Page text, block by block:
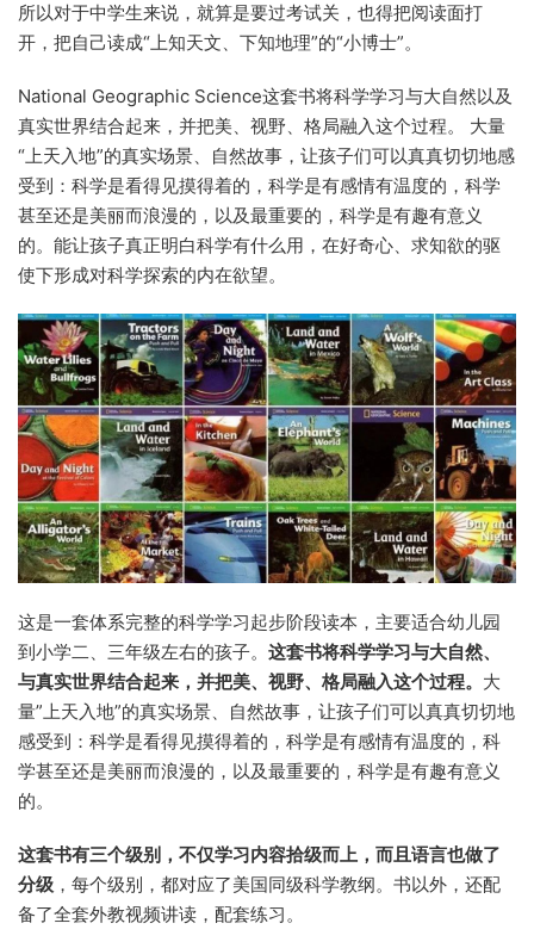
所以对于中学生来说，就算是要过考试关，也得把阅读面打
开，把自己读成“上知天文、下知地理”的“小博士”。
National Geographic Science这套书将科学学习与大自然以及
真实世界结合起来，并把美、视野、格局融入这个过程。 大量
“上天入地”的真实场景、自然故事，让孩子们可以真真切切地感
受到：科学是看得见摸得着的，科学是有感情有温度的，科学
甚至还是美丽而浪漫的，以及最重要的，科学是有趣有意义
的。能让孩子真正明白科学有什么用，在好奇心、求知欲的驱
使下形成对科学探索的内在欲望。
这是一套体系完整的科学学习起步阶段读本，主要适合幼儿园
到小学二、三年级左右的孩子。 这套书将科学学习与大自然、
与真实世界结合起来，并把美、视野、格局融入这个过程。 大
量”上天入地”的真实场景、自然故事，让孩子们可以真真切切地
感受到：科学是看得见摸得着的，科学是有感情有温度的，科
学甚至还是美丽而浪漫的，以及最重要的，科学是有趣有意义
的。
这套书有三个级别， 不仅学习内容拾级而上，而且语言也做了
分级 ，每个级别，都对应了美国同级科学教纲。书以外，还配
备了全套外教视频讲读，配套练习。